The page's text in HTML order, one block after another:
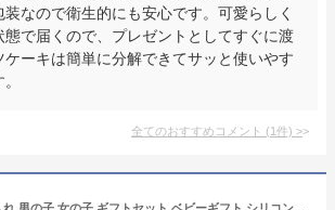
なので衛生的にも安心です。可愛らしく
態で届くので、プレゼントとしてすぐに渡
ーキは簡単に分解できてサッと使いやす
全てのおすすめコメント (1件) >